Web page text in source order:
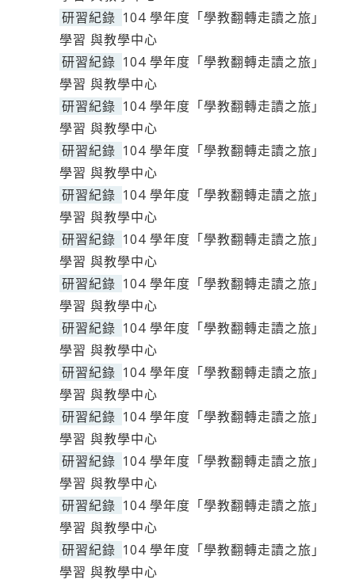
研習紀錄 104 學年度「學教翻轉走讀之旅」
學習 與教學中心
研習紀錄 104 學年度「學教翻轉走讀之旅」
學習 與教學中心
研習紀錄 104 學年度「學教翻轉走讀之旅」
學習 與教學中心
研習紀錄 104 學年度「學教翻轉走讀之旅」
學習 與教學中心
研習紀錄 104 學年度「學教翻轉走讀之旅」
學習 與教學中心
研習紀錄 104 學年度「學教翻轉走讀之旅」
學習 與教學中心
研習紀錄 104 學年度「學教翻轉走讀之旅」
學習 與教學中心
研習紀錄 104 學年度「學教翻轉走讀之旅」
學習 與教學中心
研習紀錄 104 學年度「學教翻轉走讀之旅」
學習 與教學中心
研習紀錄 104 學年度「學教翻轉走讀之旅」
學習 與教學中心
研習紀錄 104 學年度「學教翻轉走讀之旅」
學習 與教學中心
研習紀錄 104 學年度「學教翻轉走讀之旅」
學習 與教學中心
研習紀錄 104 學年度「學教翻轉走讀之旅」
學習 與教學中心